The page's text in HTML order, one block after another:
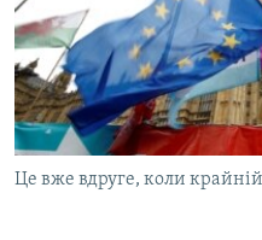
СПЕЦПРОЕКТИ
ДЕПОРТАЦІЯ
ВІДЕОУРОКИ «ELIFBE»
СВІДЧЕННЯ ОКУПАЦІЇ
УКРАЇНСЬКА ПРОБЛЕМА КРИМУ
ЯК ОБІЙТИ БЛОКУВАННЯ
Русский
Qırımtatar
Це вже вдруге, коли